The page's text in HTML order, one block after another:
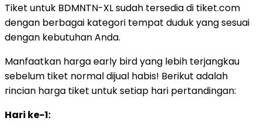
Tiket untuk BDMNTN-XL sudah tersedia di tiket.com
dengan berbagai kategori tempat duduk yang sesuai
dengan kebutuhan Anda.
Manfaatkan harga early bird yang lebih terjangkau
sebelum tiket normal dijual habis! Berikut adalah
rincian harga tiket untuk setiap hari pertandingan:
Hari ke-1: